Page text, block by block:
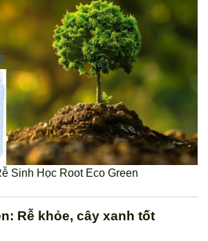
Sinh Học Root Eco Green
Rễ khỏe, cây xanh tốt